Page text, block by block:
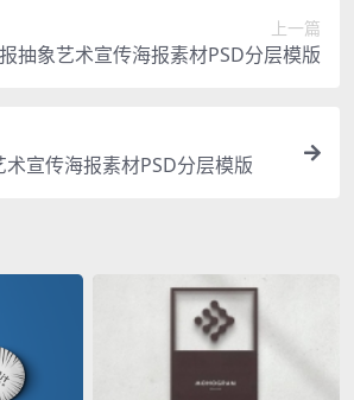
上一篇
抽象艺术宣传海报素材PSD分层模版
宣传海报素材PSD分层模版